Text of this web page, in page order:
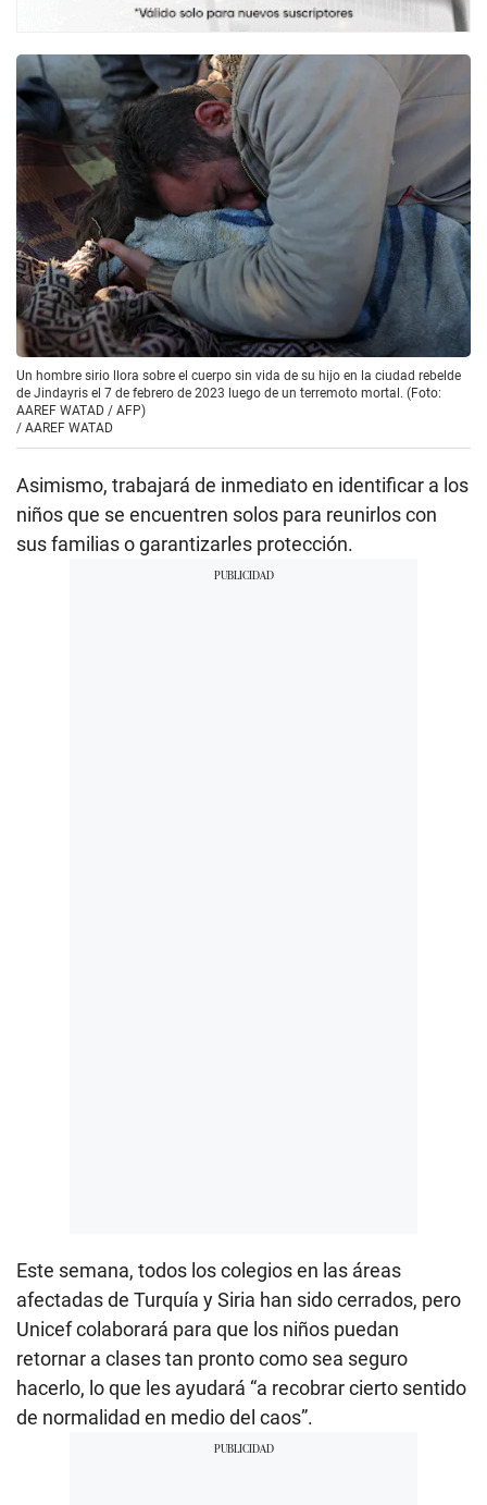
Un hombre sirio llora sobre el cuerpo sin vida de su hijo en la ciudad rebelde
de Jindayris el 7 de febrero de 2023 luego de un terremoto mortal. (Foto:
AAREF WATAD / AFP)
/ AAREF WATAD
Asimismo, trabajará de inmediato en identificar a los
niños que se encuentren solos para reunirlos con
sus familias o garantizarles protección.
Este semana, todos los colegios en las áreas
afectadas de Turquía y Siria han sido cerrados, pero
Unicef colaborará para que los niños puedan
retornar a clases tan pronto como sea seguro
hacerlo, lo que les ayudará “a recobrar cierto sentido
de normalidad en medio del caos”.